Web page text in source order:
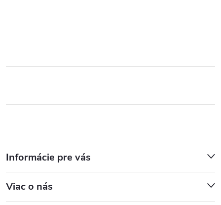
Informácie pre vás
Viac o nás